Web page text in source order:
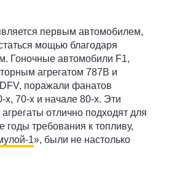
первым автомобилем,
мощью благодаря
Гоночные автомобили F1,
агрегатом 787B и
поражали фанатов
х, 70-х и начале 80-х. Эти
отлично подходят для
годы требования к топливу,
1», были не настолько